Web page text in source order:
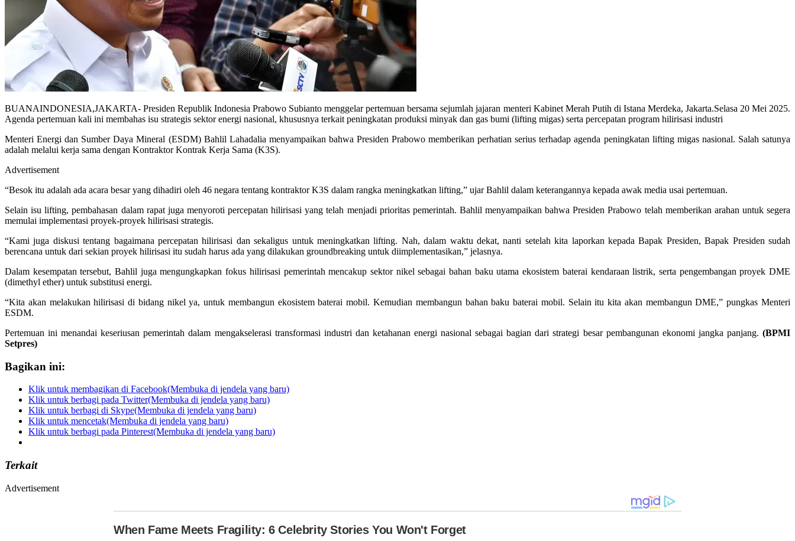
BUANAINDONESIA,JAKARTA- Presiden Republik Indonesia Prabowo Subianto menggelar pertemuan bersama sejumlah jajaran menteri Kabinet Merah Putih di Istana Merdeka, Jakarta.Selasa 20 Mei 2025.
Agenda pertemuan kali ini membahas isu strategis sektor energi nasional, khususnya terkait peningkatan produksi minyak dan gas bumi (lifting migas) serta percepatan program hilirisasi industri
Menteri Energi dan Sumber Daya Mineral (ESDM) Bahlil Lahadalia menyampaikan bahwa Presiden Prabowo memberikan perhatian serius terhadap agenda peningkatan lifting migas nasional. Salah satunya
adalah melalui kerja sama dengan Kontraktor Kontrak Kerja Sama (K3S).
Advertisement
“Besok itu adalah ada acara besar yang dihadiri oleh 46 negara tentang kontraktor K3S dalam rangka meningkatkan lifting,” ujar Bahlil dalam keterangannya kepada awak media usai pertemuan.
Selain isu lifting, pembahasan dalam rapat juga menyoroti percepatan hilirisasi yang telah menjadi prioritas pemerintah. Bahlil menyampaikan bahwa Presiden Prabowo telah memberikan arahan untuk segera
memulai implementasi proyek-proyek hilirisasi strategis.
“Kami juga diskusi tentang bagaimana percepatan hilirisasi dan sekaligus untuk meningkatkan lifting. Nah, dalam waktu dekat, nanti setelah kita laporkan kepada Bapak Presiden, Bapak Presiden sudah
berencana untuk dari sekian proyek hilirisasi itu sudah harus ada yang dilakukan groundbreaking untuk diimplementasikan,” jelasnya.
Dalam kesempatan tersebut, Bahlil juga mengungkapkan fokus hilirisasi pemerintah mencakup sektor nikel sebagai bahan baku utama ekosistem baterai kendaraan listrik, serta pengembangan proyek DME
(dimethyl ether) untuk substitusi energi.
“Kita akan melakukan hilirisasi di bidang nikel ya, untuk membangun ekosistem baterai mobil. Kemudian membangun bahan baku baterai mobil. Selain itu kita akan membangun DME,” pungkas Menteri
ESDM.
Pertemuan ini menandai keseriusan pemerintah dalam mengakselerasi transformasi industri dan ketahanan energi nasional sebagai bagian dari strategi besar pembangunan ekonomi jangka panjang. (BPMI
Setpres)
Bagikan ini:
Klik untuk membagikan di Facebook(Membuka di jendela yang baru)
Klik untuk berbagi pada Twitter(Membuka di jendela yang baru)
Klik untuk berbagi di Skype(Membuka di jendela yang baru)
Klik untuk mencetak(Membuka di jendela yang baru)
Klik untuk berbagi pada Pinterest(Membuka di jendela yang baru)
Terkait
Advertisement